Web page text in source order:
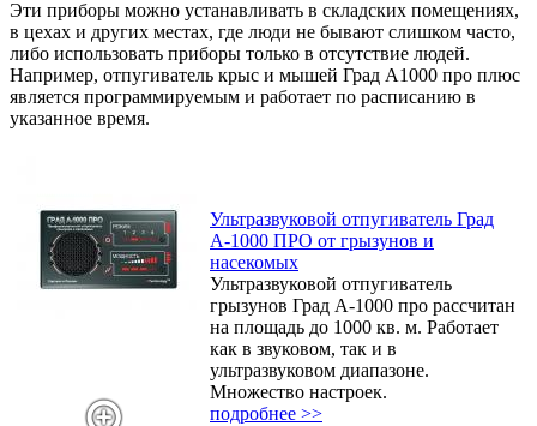
Эти приборы можно устанавливать в складских помещениях,
в цехах и других местах, где люди не бывают слишком часто,
либо использовать приборы только в отсутствие людей.
Например, отпугиватель крыс и мышей Град А1000 про плюс
является программируемым и работает по расписанию в
указанное время.
Ультразвуковой отпугиватель Град
А-1000 ПРО от грызунов и
насекомых
Ультразвуковой отпугиватель
грызунов Град А-1000 про рассчитан
на площадь до 1000 кв. м. Работает
как в звуковом, так и в
ультразвуковом диапазоне.
Множество настроек.
подробнее >>